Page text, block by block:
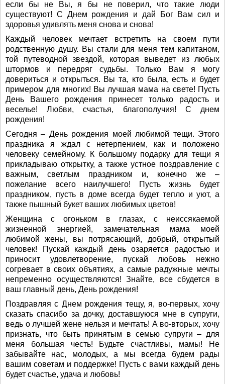
если бы не Вы, я бы не поверил, что такие люди
существуют! С Днем рождения и дай Бог Вам сил и
здоровья удивлять меня снова и снова!
Каждый человек мечтает встретить на своем пути
родственную душу. Вы стали для меня тем капитаном,
той путеводной звездой, которая выведет из любых
штормов и передряг судьбы. Только Вам я могу
довериться и открыться. Вы та, кто была, есть и будет
примером для многих! Вы лучшая мама на свете! Пусть
День Вашего рождения принесет только радость и
веселье! Любви, счастья, благополучия! С днем
рождения!
Сегодня – День рождения моей любимой тещи. Этого
праздника я ждал с нетерпением, как и положено
человеку семейному. К большому подарку для тещи я
прикладываю открытку, а также устное поздравление с
важным, светлым праздником и, конечно же –
пожелание всего наилучшего! Пусть жизнь будет
праздником, пусть в доме всегда будет тепло и уют, а
также пышный букет ваших любимых цветов!
Женщина с огоньком в глазах, с неиссякаемой
жизненной энергией, замечательная мама моей
любимой жены, вы потрясающий, добрый, открытый
человек! Пускай каждый день озаряется радостью и
приносит удовлетворение, пускай любовь нежно
согревает в своих объятиях, а самые радужные мечты
непременно осуществляются! Знайте, все сбудется в
ваш главный день, День рождения!
Поздравляя с Днем рождения тещу, я, во-первых, хочу
сказать спасибо за дочку, доставшуюся мне в супруги,
ведь о лучшей жене нельзя и мечтать! А во-вторых, хочу
признать, что быть принятым в семью супруги – для
меня большая честь! Будьте счастливы, мамы! Не
забывайте нас, молодых, а мы всегда будем рады
вашим советам и поддержке! Пусть с вами каждый день
будет счастье, удача и любовь!